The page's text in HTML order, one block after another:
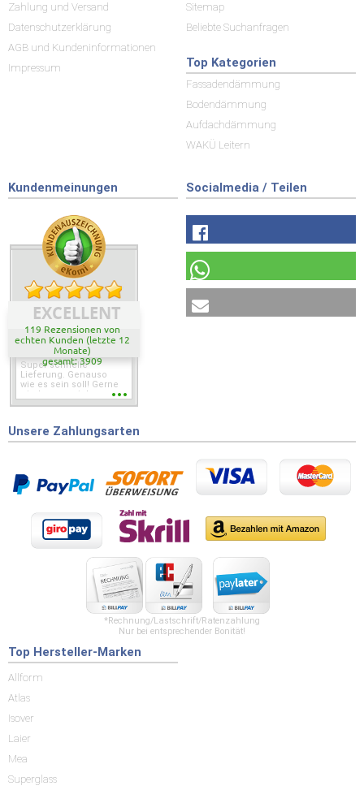
Zahlung und Versand
Datenschutzerklärung
AGB und Kundeninformationen
Impressum
Sitemap
Beliebte Suchanfragen
Top Kategorien
Fassadendämmung
Bodendämmung
Aufdachdämmung
WAKÜ Leitern
Kundenmeinungen
EXCELLENT
119 Rezensionen von
echten Kunden (letzte 12
Monate)
gesamt: 3909
Super schnelle
Lieferung. Genauso
wie es sein soll! Gerne
wieder wenn ich was
Socialmedia / Teilen
Unsere Zahlungsarten
*Rechnung/Lastschrift/Ratenzahlung
Nur bei entsprechender Bonität!
Top Hersteller-Marken
Allform
Atlas
Isover
Laier
Mea
Superglass